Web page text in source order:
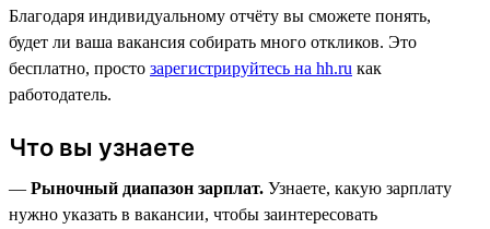
Благодаря индивидуальному отчёту вы сможете понять,
будет ли ваша вакансия собирать много откликов. Это
бесплатно, просто зарегистрируйтесь на hh.ru как
работодатель.
Что вы узнаете
— Рыночный диапазон зарплат. Узнаете, какую зарплату
нужно указать в вакансии, чтобы заинтересовать